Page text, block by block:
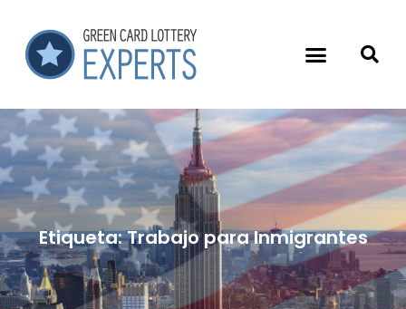
Etiqueta:Trabajo para Inmigrantes